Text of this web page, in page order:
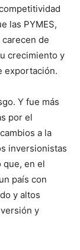
las PYMES,
de
crecimiento y
exportación.
Y fue más
por el
a la
inversionistas
en el
país con
y altos
y